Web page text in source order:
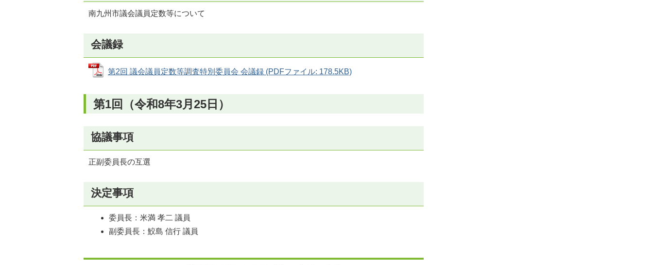
南九州市議会議員定数等について
会議録
第2回 議会議員定数等調査特別委員会 会議録 (PDFファイル: 178.5KB)
第1回（令和8年3月25日）
協議事項
正副委員長の互選
決定事項
委員長：米満 孝二 議員
副委員長：鮫島 信行 議員